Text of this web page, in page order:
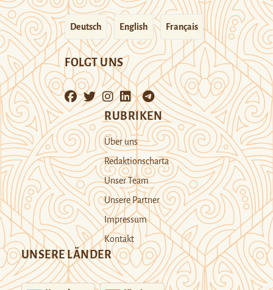
Deutsch English Français
FOLGT UNS
RUBRIKEN
Über uns
Redaktionscharta
Unser Team
Unsere Partner
Impressum
Kontakt
UNSERE LÄNDER